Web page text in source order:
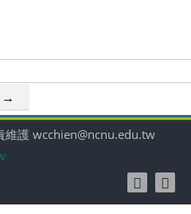
→
維護 wcchien@ncnu.edu.tw